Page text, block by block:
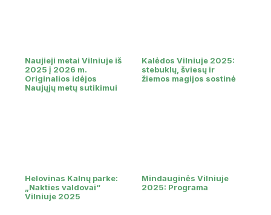
Naujieji metai Vilniuje iš
2025 į 2026 m.
Originalios idėjos
Naujųjų metų sutikimui
Kalėdos Vilniuje 2025:
stebuklų, šviesų ir
žiemos magijos sostinė
Helovinas Kalnų parke:
„Nakties valdovai“
Vilniuje 2025
Mindauginės Vilniuje
2025: Programa